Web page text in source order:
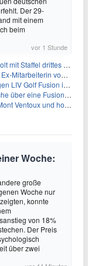
Der 29-
mit einem
beim
vor 1 Stunde
drittes EM-Gold
von Infantino
sich wandelnden Sportumfeld
und bekräftigt die Wettbewerbslandschaft
und holt Tour-Gelb
Woche:
große
Woche nur
konnte
von 18%
Der Preis
über zwei